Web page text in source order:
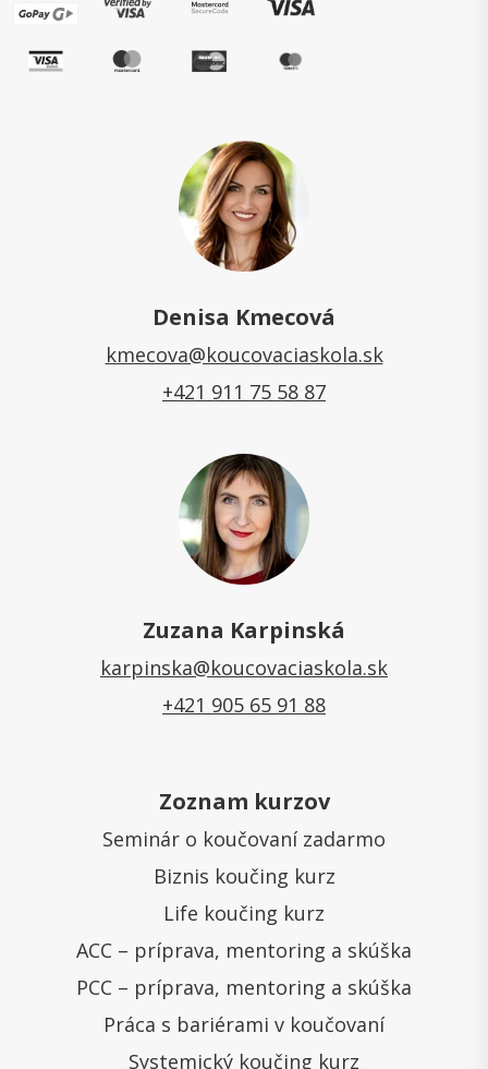
Denisa Kmecová
kmecova@koucovaciaskola.sk
+421 911 75 58 87
Zuzana Karpinská
karpinska@koucovaciaskola.sk
+421 905 65 91 88
Zoznam kurzov
Seminár o koučovaní zadarmo
Biznis koučing kurz
Life koučing kurz
ACC – príprava, mentoring a skúška
PCC – príprava, mentoring a skúška
Práca s bariérami v koučovaní
Systemický koučing kurz